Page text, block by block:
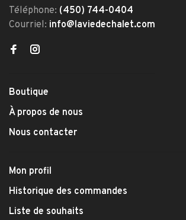
Téléphone: (450) 744-0404
Courriel: info@laviedechalet.com
Boutique
À propos de nous
Nous contacter
Mon profil
Historique des commandes
Liste de souhaits